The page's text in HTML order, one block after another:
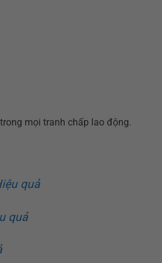
mọi tranh chấp lao động.
quả
quả